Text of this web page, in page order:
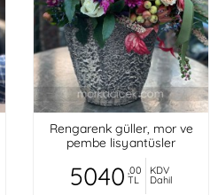
Rengarenk güller, mor ve
pembe lisyantüsler
5040 ,00
TL
KDV
Dahil